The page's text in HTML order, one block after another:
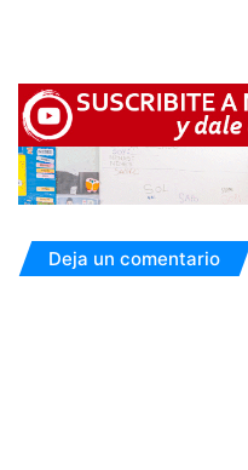
Deja un comentario